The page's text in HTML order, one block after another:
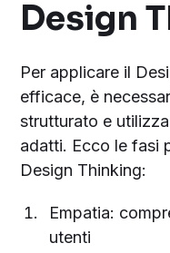
Design
Per applicare il
efficace, è
strutturato e
adatti. Ecco le fasi
Design Thinking:
Empatia:
utenti